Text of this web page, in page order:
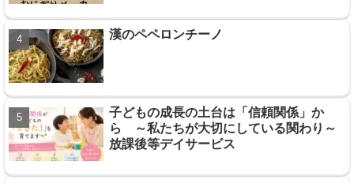
漢のペペロンチーノ
子どもの成長の土台は「信頼関係」か
ら ～私たちが大切にしている関わり～
放課後等デイサービス